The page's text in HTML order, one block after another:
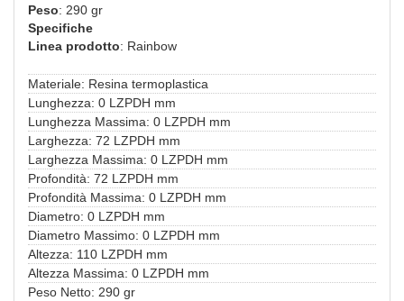
Peso: 290 gr
Specifiche
Linea prodotto: Rainbow
Materiale: Resina termoplastica
Lunghezza: 0 LZPDH mm
Lunghezza Massima: 0 LZPDH mm
Larghezza: 72 LZPDH mm
Larghezza Massima: 0 LZPDH mm
Profondità: 72 LZPDH mm
Profondità Massima: 0 LZPDH mm
Diametro: 0 LZPDH mm
Diametro Massimo: 0 LZPDH mm
Altezza: 110 LZPDH mm
Altezza Massima: 0 LZPDH mm
Peso Netto: 290 gr